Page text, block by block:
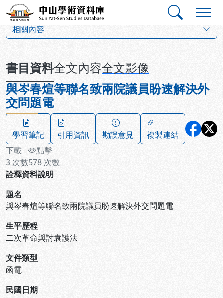
跳到主要內容
中山學術資料庫
相關內容
書目資料全文內容全文影像
與岑春煊等聯名致兩院議員盼速解決外
交問題電
學習筆記 引用資訊 勘誤意見
複製連結
下載
3 次數
點擊
578 次數
詮釋資料說明
題名
與岑春煊等聯名致兩院議員盼速解決外交問題電
生平歷程
二次革命與討袁護法
文件類型
函電
民國日期